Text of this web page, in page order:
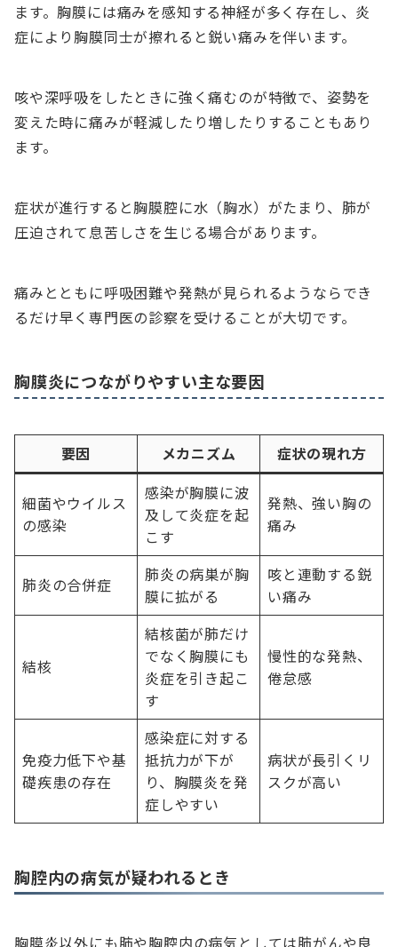
ます。胸膜には痛みを感知する神経が多く存在し、炎
症により胸膜同士が擦れると鋭い痛みを伴います。
咳や深呼吸をしたときに強く痛むのが特徴で、姿勢を
変えた時に痛みが軽減したり増したりすることもあり
ます。
症状が進行すると胸膜腔に水（胸水）がたまり、肺が
圧迫されて息苦しさを生じる場合があります。
痛みとともに呼吸困難や発熱が見られるようならでき
るだけ早く専門医の診察を受けることが大切です。
胸膜炎につながりやすい主な要因
要因 メカニズム 症状の現れ方
細菌やウイルス
の感染
感染が胸膜に波
及して炎症を起
こす
発熱、強い胸の
痛み
肺炎の合併症
肺炎の病巣が胸
膜に拡がる
咳と連動する鋭
い痛み
結核
結核菌が肺だけ
でなく胸膜にも
炎症を引き起こ
す
慢性的な発熱、
倦怠感
免疫力低下や基
礎疾患の存在
感染症に対する
抵抗力が下が
り、胸膜炎を発
症しやすい
病状が長引くリ
スクが高い
胸腔内の病気が疑われるとき